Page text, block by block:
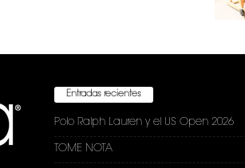
Entradas recientes
Polo Ralph Lauren y el US Open 2026
TOME NOTA